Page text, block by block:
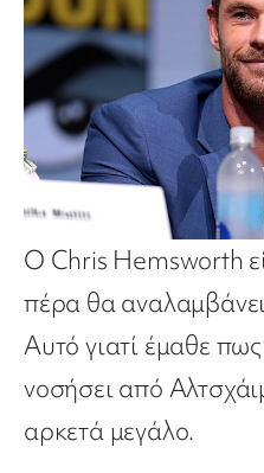
Ο Chris Hemsworth
πέρα θα
Αυτό γιατί έμαθε
νοσήσει από
αρκετά μεγάλο.